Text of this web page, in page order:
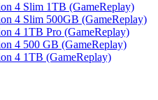
4 Slim 1TB (GameReplay)
4 Slim 500GB (GameReplay)
4 1TB Pro (GameReplay)
4 500 GB (GameReplay)
4 1TB (GameReplay)